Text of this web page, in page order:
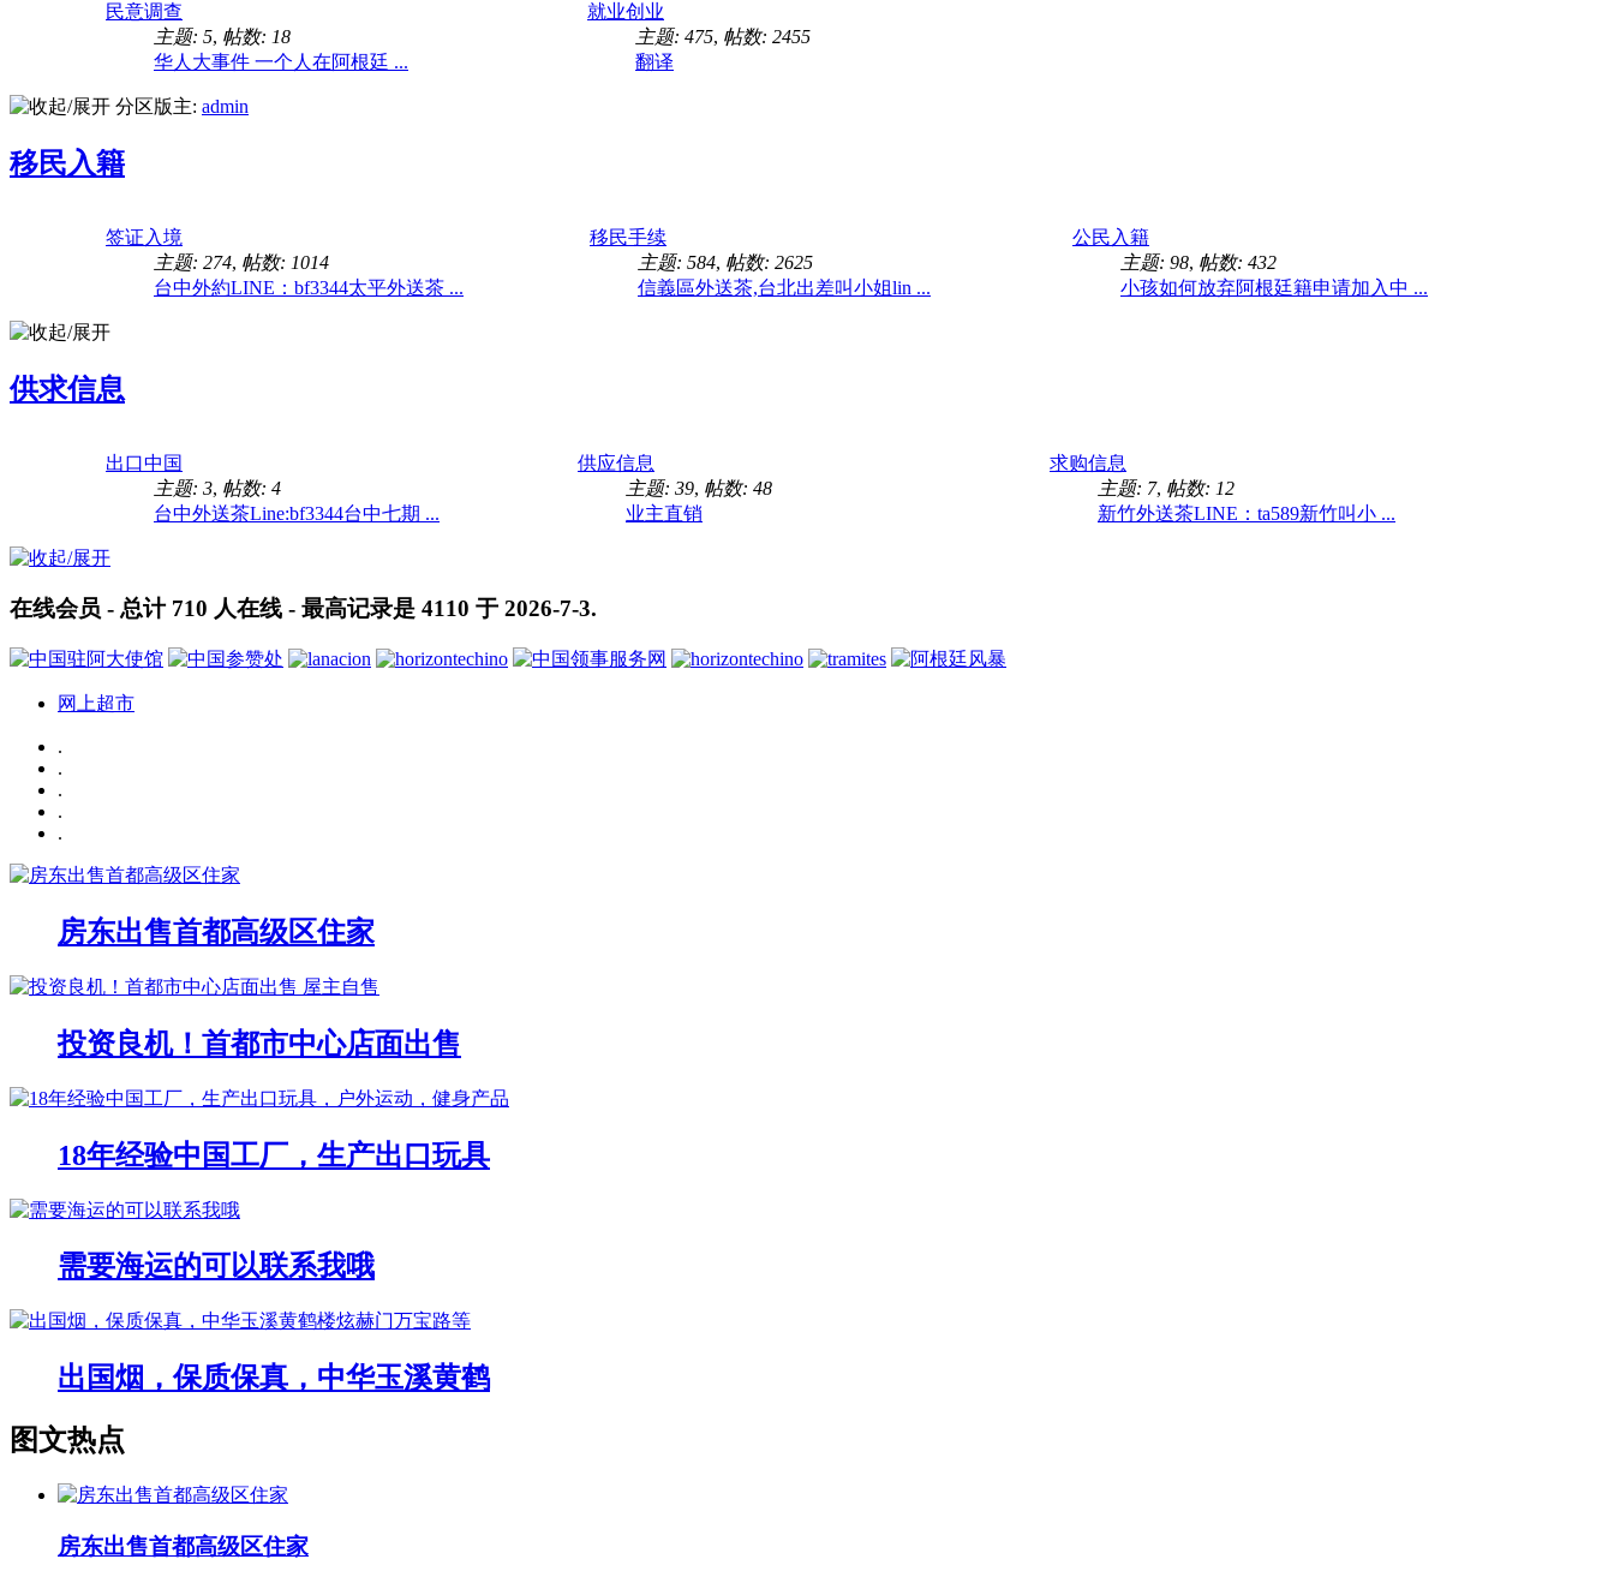
民意调查
主题: 5, 帖数: 18
华人大事件 一个人在阿根廷 ...
就业创业
主题: 475, 帖数: 2455
翻译
分区版主: admin
移民入籍
签证入境
主题: 274, 帖数: 1014
台中外約LINE：bf3344太平外送茶 ...
移民手续
主题: 584, 帖数: 2625
信義區外送茶,台北出差叫小姐lin ...
公民入籍
主题: 98, 帖数: 432
小孩如何放弃阿根廷籍申请加入中 ...
供求信息
出口中国
主题: 3, 帖数: 4
台中外送茶Line:bf3344台中七期 ...
供应信息
主题: 39, 帖数: 48
业主直销
求购信息
主题: 7, 帖数: 12
新竹外送茶LINE：ta589新竹叫小 ...
在线会员 - 总计 710 人在线 - 最高记录是 4110 于 2026-7-3.
网上超市
.
.
.
.
.
房东出售首都高级区住家
投资良机！首都市中心店面出售
18年经验中国工厂，生产出口玩具
需要海运的可以联系我哦
出国烟，保质保真，中华玉溪黄鹤
图文热点
房东出售首都高级区住家